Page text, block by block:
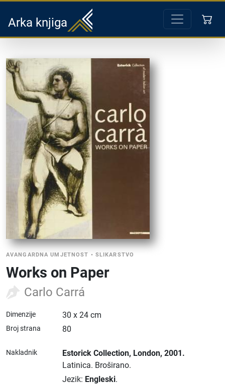
Arka knjiga
AVANGARDNA UMJETNOST • SLIKARSTVO
Works on Paper
Carlo Carrá
Dimenzije 30 x 24 cm
Broj strana 80
Nakladnik Estorick Collection, London, 2001.
Latinica. Broširano.
Jezik: Engleski.